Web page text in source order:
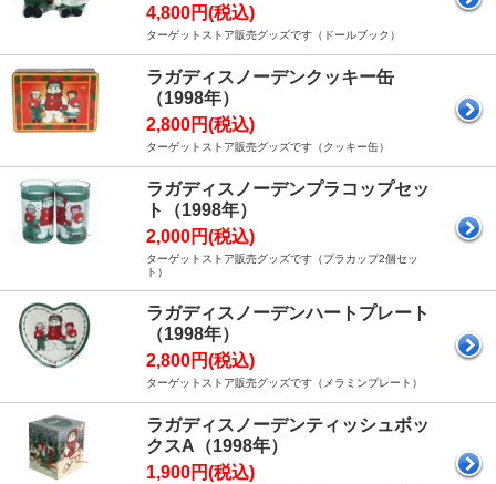
4,800円(税込)
ターゲットストア販売グッズです（ドールブック）
ラガディスノーデンクッキー缶
（1998年）
2,800円(税込)
ターゲットストア販売グッズです（クッキー缶）
ラガディスノーデンプラコップセッ
ト（1998年）
2,000円(税込)
ターゲットストア販売グッズです（プラカップ2個セッ
ト）
ラガディスノーデンハートプレート
（1998年）
2,800円(税込)
ターゲットストア販売グッズです（メラミンプレート）
ラガディスノーデンティッシュボッ
クスA（1998年）
1,900円(税込)